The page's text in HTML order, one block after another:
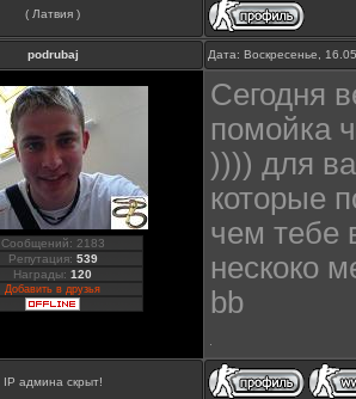
( Латвия )
podrubaj Дата: Воскресенье,
Сообщений: 2183
Репутация: 539
Награды:120
Добавить в друзья
Сегодня
помойка
)))) для
которые
чем тебе
нескоко
bb
IP админа скрыт!